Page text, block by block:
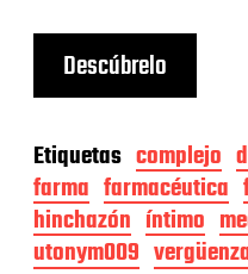
Descúbrelo
Etiquetas complejo
farma farmacéutica
hinchazón íntimo
utonym009